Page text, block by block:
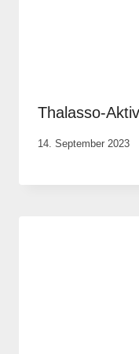
Thalasso-
Von
Justh
14. September 2023